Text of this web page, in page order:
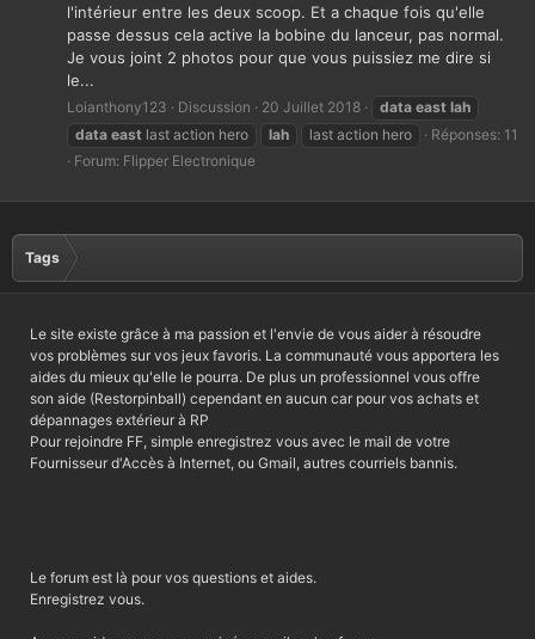
l'intérieur entre les deux scoop. Et a chaque fois qu'elle
passe dessus cela active la bobine du lanceur, pas normal.
Je vous joint 2 photos pour que vous puissiez me dire si
le...
Loianthony123 Discussion 20 Juillet 2018 data east lah
data east last action hero lah last action hero
Réponses: 11
Forum: Flipper Electronique
Tags
Le site existe grâce à ma passion et l'envie de vous aider à résoudre
vos problèmes sur vos jeux favoris. La communauté vous apportera les
aides du mieux qu'elle le pourra. De plus un professionnel vous offre
son aide (Restorpinball) cependant en aucun car pour vos achats et
dépannages extérieur à RP
Pour rejoindre FF, simple enregistrez vous avec le mail de votre
Fournisseur d'Accès à Internet, ou Gmail, autres courriels bannis.
Le forum est là pour vos questions et aides.
Enregistrez vous.